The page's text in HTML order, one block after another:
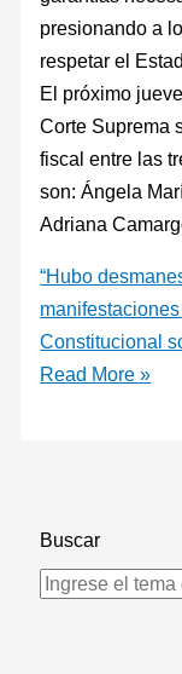
presionando a
respetar el
El próximo
Corte Suprema
fiscal entre las
son: Ángela
Adriana
“Hubo
Constitucional
Read More »
Buscar